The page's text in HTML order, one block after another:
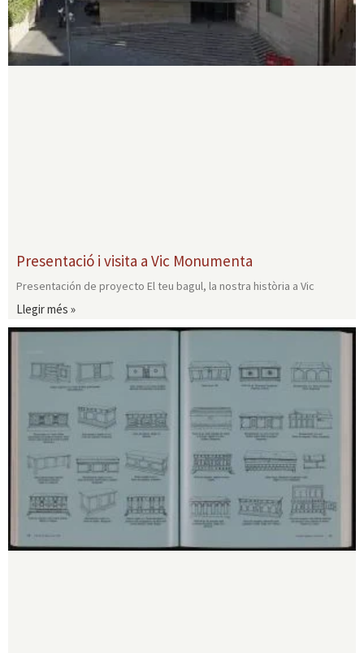
Presentació i visita a Vic Monumenta
Presentación de proyecto El teu bagul, la nostra història a Vic
Llegir més »